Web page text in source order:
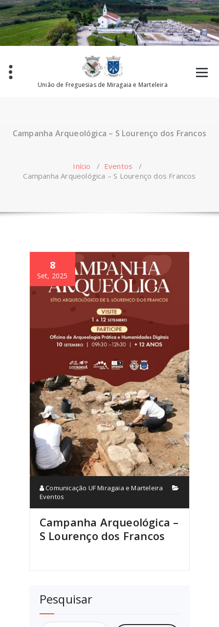
Saltar
para
o
conteúdo
União de Freguesias de Miragaia e Marteleira
Campanha Arqueológica – S Lourenço dos Francos
Início / Eventos /
Campanha Arqueológica – S Lourenço dos Francos
8
Set, 2025
Comunicação UF Miragaia e Marteleira
Eventos
Campanha Arqueológica –
S Lourenço dos Francos
Pesquisar